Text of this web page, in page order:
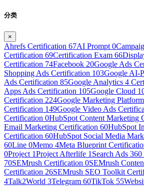
分类
×
Ahrefs Certification 67AI Prompt 0
Certification 69Certification Exam 66
Certification 74Facebook 20Google Ads
Shopping Ads Certification 103Google AI-
Ads Certification 85Google Analytics 4
Apps Ads Certification 105Google Cloud
Certification 224Google Marketing Platform
Certification 149Google Video Ads
Certification 0HubSpot Content Marketing
Email Marketing Certification 60HubSpot
Certification 60HubSpot Social Media
60Line 0Memo 4Meta Blueprint
0Project 1Project Afterlife 1 Search Ads
70SEMrush Certification 0SEMrush
Certification 26SEMrush SEO Toolkit
4Talk2World 3Telegram 60TikTok 55